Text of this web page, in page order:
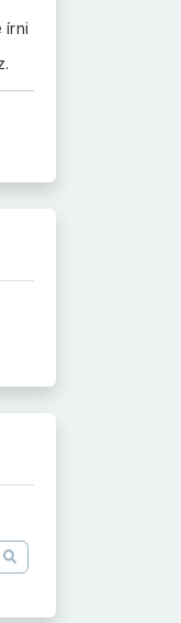
írni